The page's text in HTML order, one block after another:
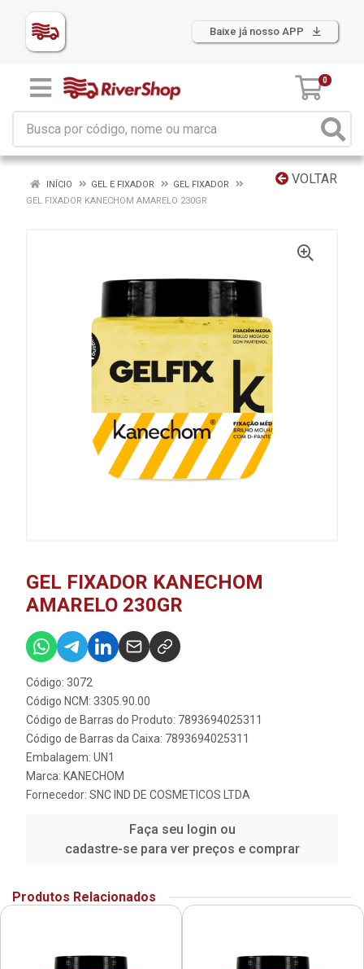
Baixe já nosso APP
0
VOLTAR
INÍCIO GEL E FIXADOR
GEL FIXADOR
GEL FIXADOR KANECHOM AMARELO 230GR
GEL FIXADOR KANECHOM
AMARELO 230GR
Código: 3072
Código NCM: 3305.90.00
Código de Barras do Produto: 7893694025311
Código de Barras da Caixa: 7893694025311
Embalagem: UN1
Marca: KANECHOM
Fornecedor: SNC IND DE COSMETICOS LTDA
Faça seu login ou
cadastre-se para ver preços e comprar
Produtos Relacionados